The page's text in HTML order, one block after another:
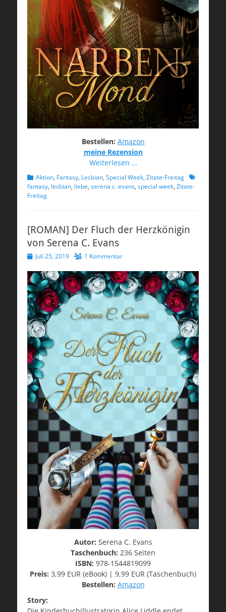
Bestellen: Amazon
meine Rezension
Weiterlesen …
Kategorien
Aktion, Fantasy, Lesbian, Special Week, Zitate-Freitag Schlagworte
fantasy, lesbian, liebe, serena c. evans, special week, Zitate-
Freitag
[ROMAN] Der Fluch der Herzkönigin
von Serena C. Evans
Veröffentlicht
Juli 25, 2019 1 Kommentar
Autor: Serena C. Evans
Taschenbuch: 236 Seiten
ISBN: 978-1544819099
Preis: 3,99 EUR (eBook) | 9,99 EUR (Taschenbuch)
Bestellen: Amazon
Story: